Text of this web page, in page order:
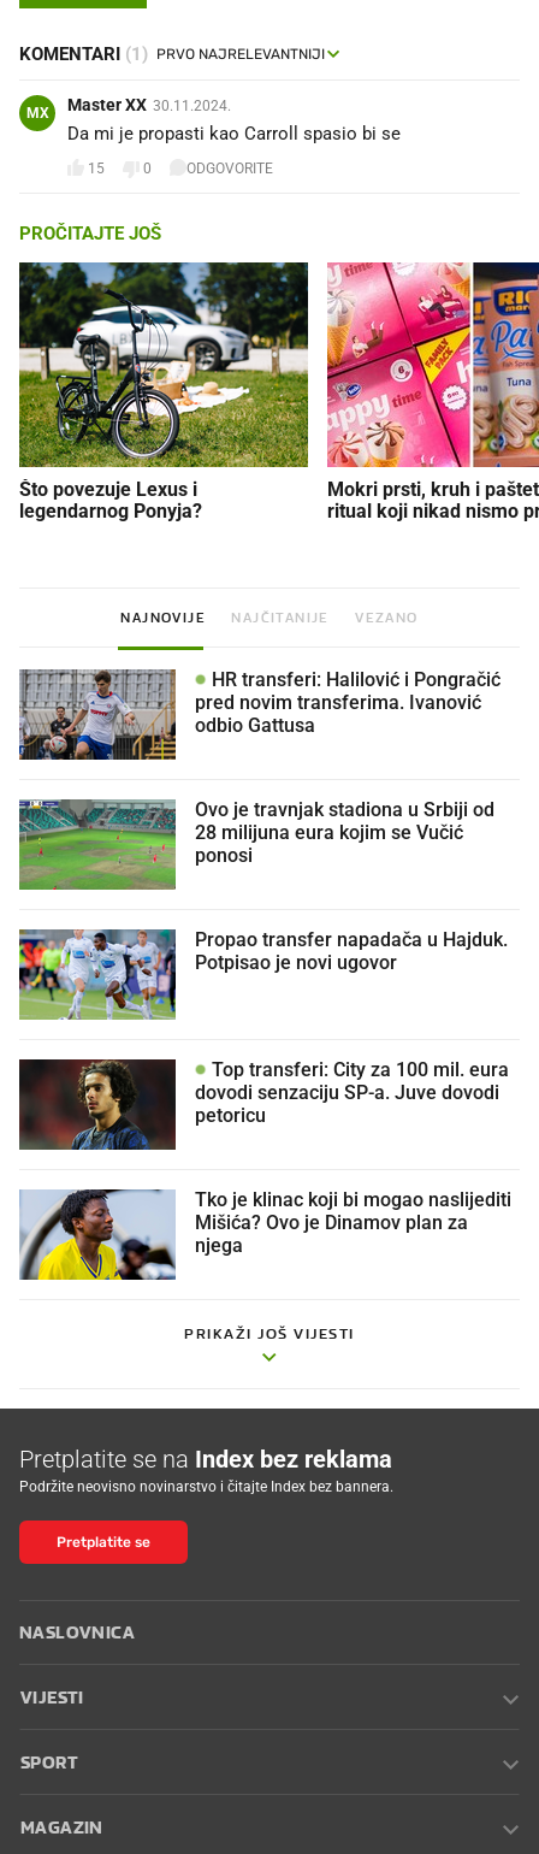
KOMENTARI (1)
MX Master XX 30.11.2024.
Da mi je propasti kao Carroll spasio bi se
15 0 ODGOVORITE
PROČITAJTE JOŠ
Što povezuje Lexus i
legendarnog Ponyja?
Mokri prsti, kruh i
ritual koji nikad nismo
NAJNOVIJE NAJČITANIJE VEZANO
HR transferi: Halilović i Pongračić
pred novim transferima. Ivanović
odbio Gattusa
Ovo je travnjak stadiona u Srbiji od
28 milijuna eura kojim se Vučić
ponosi
Propao transfer napadača u Hajduk.
Potpisao je novi ugovor
Top transferi: City za 100 mil. eura
dovodi senzaciju SP-a. Juve dovodi
petoricu
Tko je klinac koji bi mogao naslijediti
Mišića? Ovo je Dinamov plan za
njega
PRIKAŽI JOŠ VIJESTI
Pretplatite se na Index bez reklama
Podržite neovisno novinarstvo i čitajte Index bez bannera.
Pretplatite se
NASLOVNICA
VIJESTI
SPORT
MAGAZIN